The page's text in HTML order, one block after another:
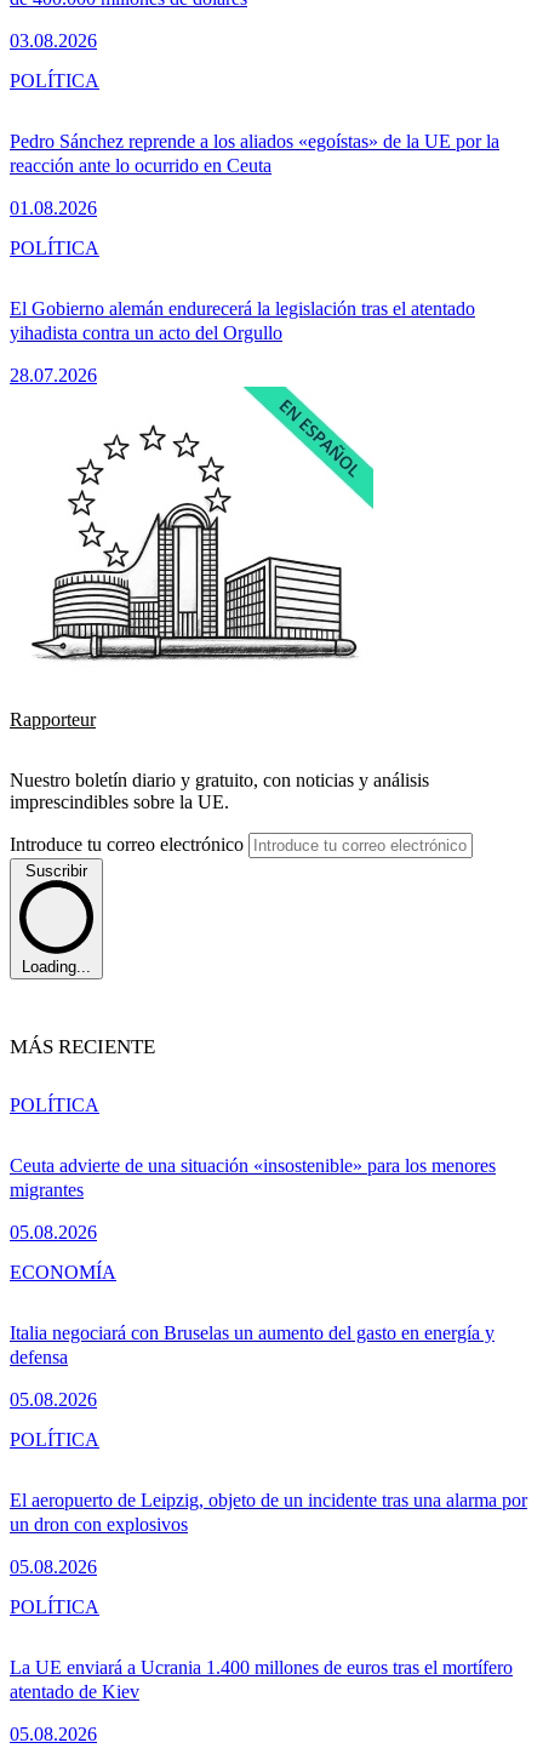
03.08.2026
Pedro Sánchez reprende a los aliados «egoístas» de la UE por la
reacción ante lo ocurrido en Ceuta
01.08.2026
POLÍTICA
El Gobierno alemán endurecerá la legislación tras el atentado
yihadista contra un acto del Orgullo
28.07.2026
POLÍTICA
Rapporteur
Nuestro boletín diario y gratuito, con noticias y análisis
imprescindibles sobre la UE.
Introduce tu correo electrónico
Suscribir
Loading...
MÁS RECIENTE
Ceuta advierte de una situación «insostenible» para los menores
migrantes
05.08.2026
POLÍTICA
Italia negociará con Bruselas un aumento del gasto en energía y
defensa
05.08.2026
ECONOMÍA
El aeropuerto de Leipzig, objeto de un incidente tras una alarma por
un dron con explosivos
05.08.2026
POLÍTICA
La UE enviará a Ucrania 1.400 millones de euros tras el mortífero
atentado de Kiev
05.08.2026
POLÍTICA